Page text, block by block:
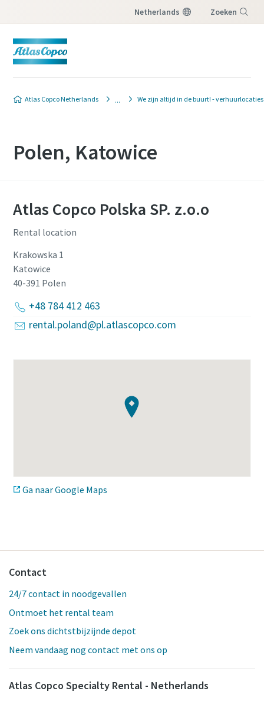
Netherlands Zoeken
Atlas Copco Netherlands We zijn altijd in de buurt! - verhuurlocaties
Polen, Katowice
Atlas Copco Polska SP. z.o.o
Rental location
Krakowska 1
Katowice
40-391 Polen
+48 784 412 463
rental.poland@pl.atlascopco.com
Ga naar Google Maps
Contact
24/7 contact in noodgevallen
Ontmoet het rental team
Zoek ons dichtstbijzijnde depot
Neem vandaag nog contact met ons op
Atlas Copco Specialty Rental - Netherlands